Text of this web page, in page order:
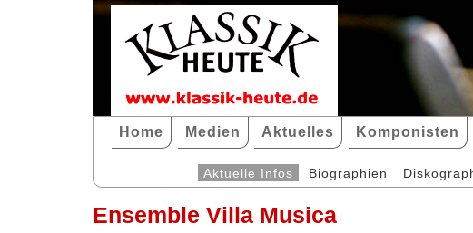
Home Medien Aktuelles Komponisten
Aktuelle Infos Biographien
Ensemble Villa Musica